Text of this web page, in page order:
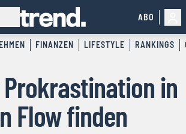
ABO
FINANZEN LIFESTYLE RANKINGS
Prokrastination in
Flow finden